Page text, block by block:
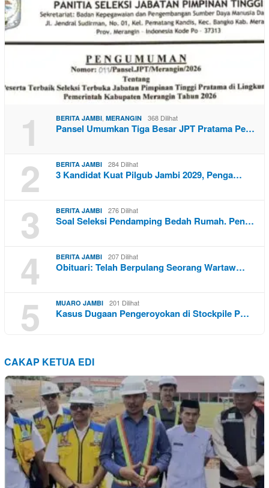
1 BERITA JAMBI, MERANGIN 368 Dilihat
Pansel Umumkan Tiga Besar JPT Pratama Pe…
2 BERITA JAMBI 284 Dilihat
3 Kandidat Kuat Pilgub Jambi 2029, Penga…
3 BERITA JAMBI 276 Dilihat
Soal Seleksi Pendamping Bedah Rumah. Pen…
4 BERITA JAMBI 207 Dilihat
Obituari: Telah Berpulang Seorang Wartaw…
5 MUARO JAMBI 201 Dilihat
Kasus Dugaan Pengeroyokan di Stockpile P…
CAKAP KETUA EDI